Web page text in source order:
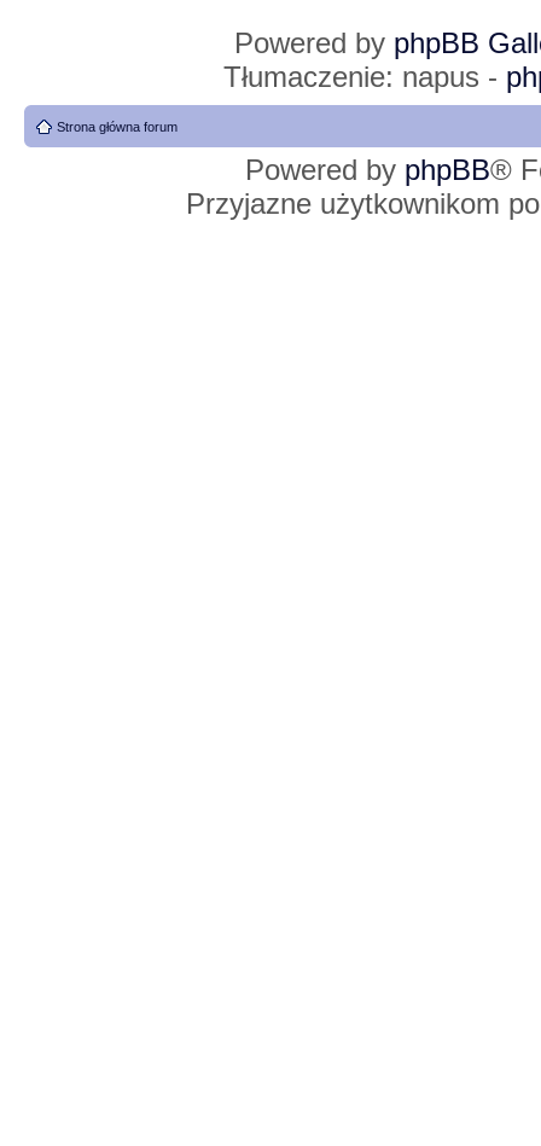
Powered by phpBB
Tłumaczenie: napus -
Strona główna forum
Powered by phpBB®
Przyjazne użytkownikom